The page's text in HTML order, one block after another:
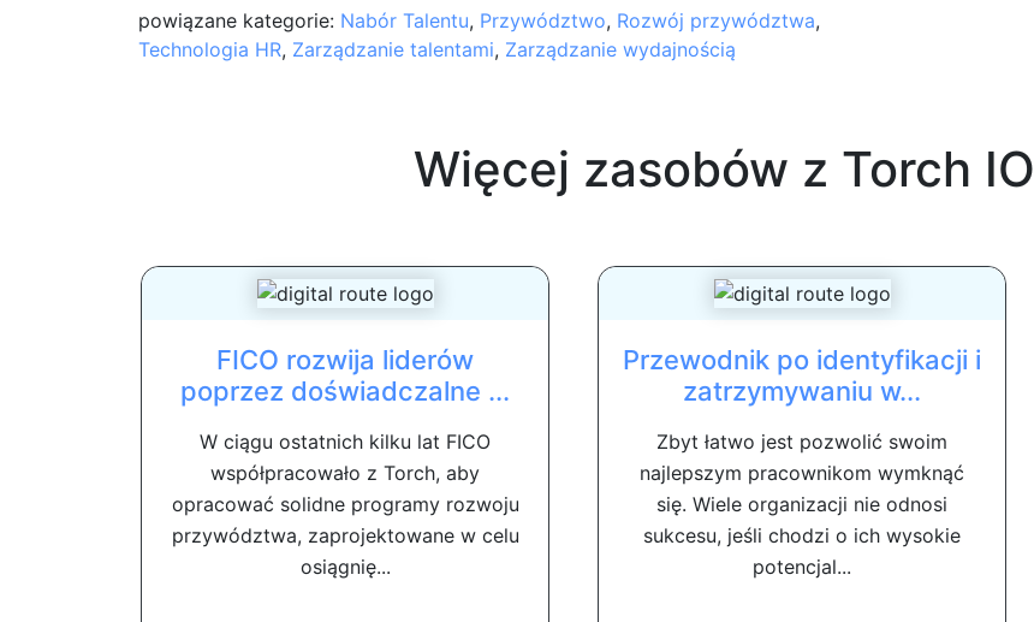
powiązane kategorie: Nabór Talentu, Przywództwo, Rozwój przywództwa,
Technologia HR, Zarządzanie talentami, Zarządzanie wydajnością
Więcej zasobów z Torch IO
FICO rozwija liderów
poprzez doświadczalne ...
W ciągu ostatnich kilku lat FICO
współpracowało z Torch, aby
opracować solidne programy rozwoju
przywództwa, zaprojektowane w celu
osiągnię...
Przewodnik po identyfikacji i
zatrzymywaniu w...
Zbyt łatwo jest pozwolić swoim
najlepszym pracownikom wymknąć
się. Wiele organizacji nie odnosi
sukcesu, jeśli chodzi o ich wysokie
potencjal...